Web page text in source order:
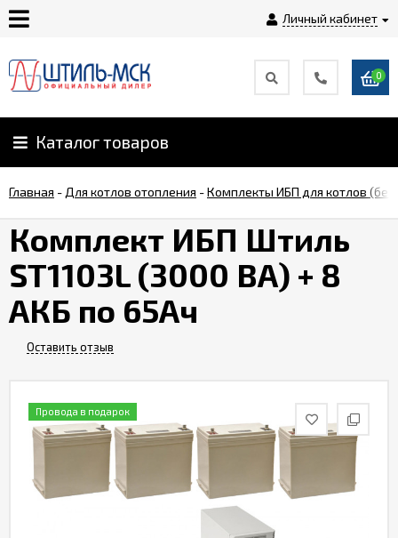
Личный кабинет
Главная
О
Оплата
Монтаж
Акции
Статьи
0
Каталог товаров
Главная - Для котлов отопления -Комплекты ИБП для котлов
Комплект ИБП Штиль
ST1103L (3000 ВА) + 8
АКБ по 65Ач
Оставить отзыв
Провода в подарок